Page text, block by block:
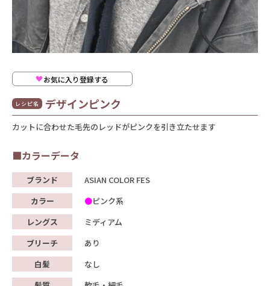
お気に入り登録する
レシピ名 デザインピンク
カットに合わせた毛先のレッドがピンクを引き立たせます
■カラーデータ
ブランド
ASIAN COLOR FES
カラー
ピンク系
レングス
ミディアム
ブリーチ
あり
白髪
なし